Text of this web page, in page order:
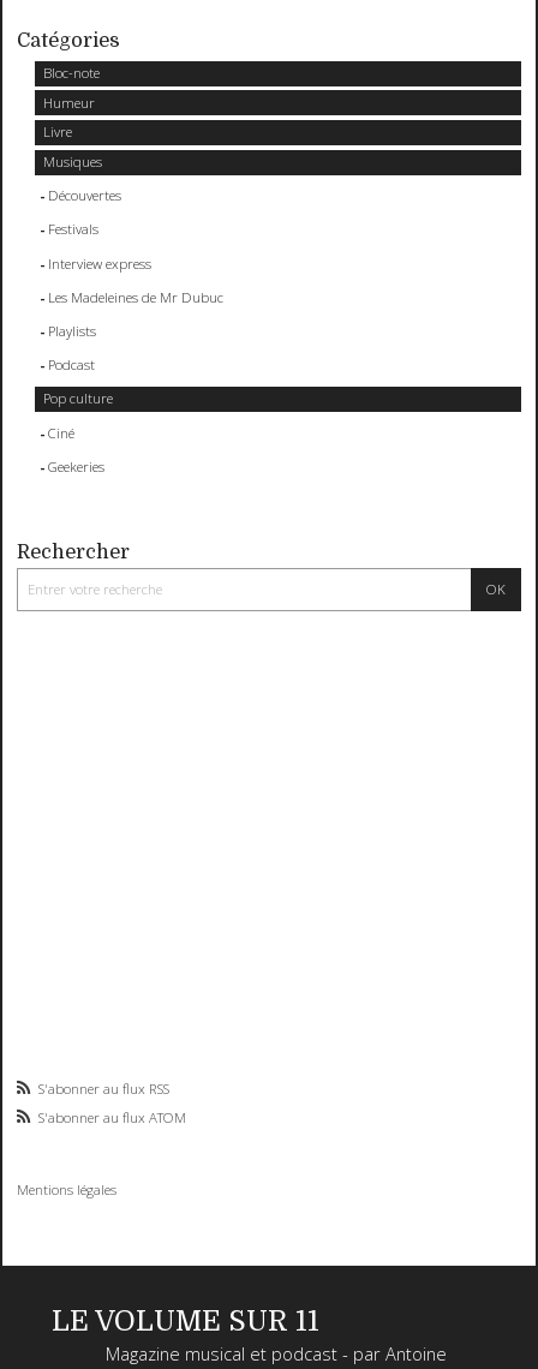
Catégories
Bloc-note
Humeur
Livre
Musiques
Découvertes
Festivals
Interview express
Les Madeleines de Mr Dubuc
Playlists
Podcast
Pop culture
Ciné
Geekeries
Rechercher
S'abonner au flux RSS
S'abonner au flux ATOM
Mentions légales
LE VOLUME SUR 11
Magazine musical et podcast - par Antoine